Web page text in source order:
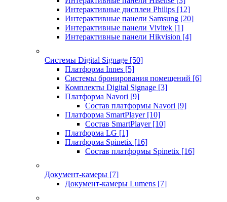
Интерактивные дисплеи Philips [12]
Интерактивные панели Samsung [20]
Интерактивные панели Vivitek [1]
Интерактивные панели Hikvision [4]
Системы Digital Signage [50]
Платформа Innes [5]
Системы бронирования помещений [6]
Комплекты Digital Signage [3]
Платформа Navori [9]
Состав платформы Navori [9]
Платформа SmartPlayer [10]
Состав SmartPlayer [10]
Платформа LG [1]
Платформа Spinetix [16]
Состав платформы Spinetix [16]
Документ-камеры [7]
Документ-камеры Lumens [7]